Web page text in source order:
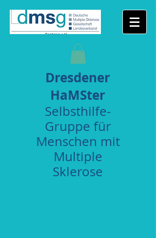
Dresdener
HaMSter
Selbsthilfe-
Gruppe für
Menschen mit
Multiple
Sklerose